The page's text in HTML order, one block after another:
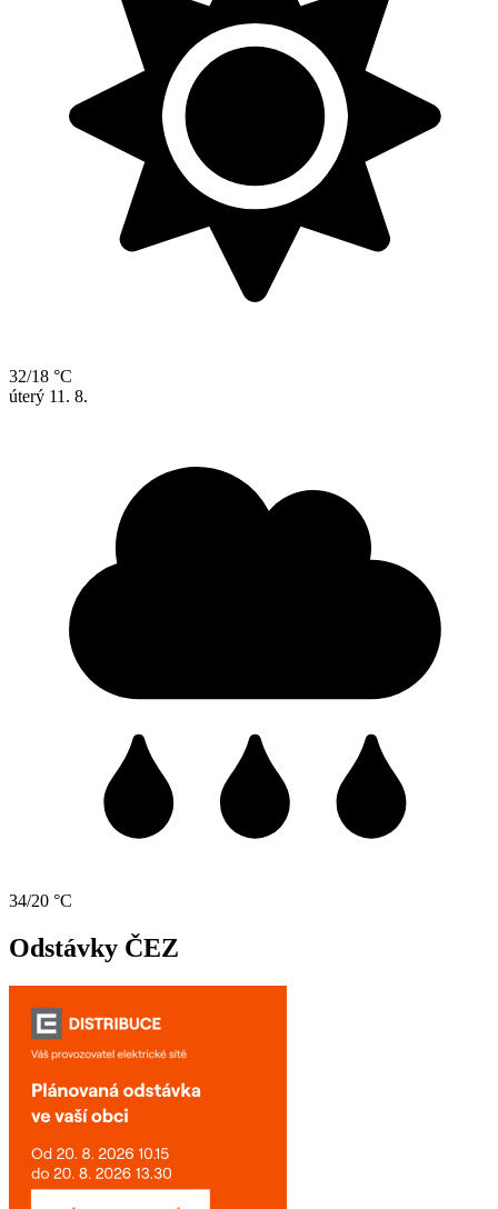
32/18 °C
úterý 11. 8.
34/20 °C
Odstávky ČEZ